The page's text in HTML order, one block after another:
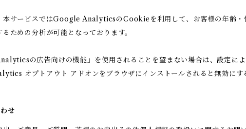
本サービスではGoogle AnalyticsのCookieを利用して、お客様の年齢・
ための分析が可能となっております。
の広告向けの機能」を使用されることを望まない場合は、設定に
オプトアウト アドオンをブラウザにインストールされると無効にす
せ